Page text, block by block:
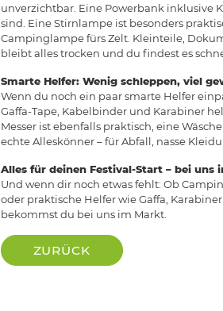
unverzichtbar. Eine Powerbank inklusive
sind. Eine Stirnlampe ist besonders
Campinglampe fürs Zelt. Kleinteile,
bleibt alles trocken und du findest es
Smarte Helfer: Wenig schleppen, viel
Wenn du noch ein paar smarte Helfer
Gaffa-Tape, Kabelbinder und Karabiner
Messer ist ebenfalls praktisch, eine
echte Alleskönner – für Abfall, nasse
Alles für deinen Festival-Start – bei uns
Und wenn dir noch etwas fehlt: Ob
oder praktische Helfer wie Gaffa,
bekommst du bei uns im Markt.
ZURÜCK